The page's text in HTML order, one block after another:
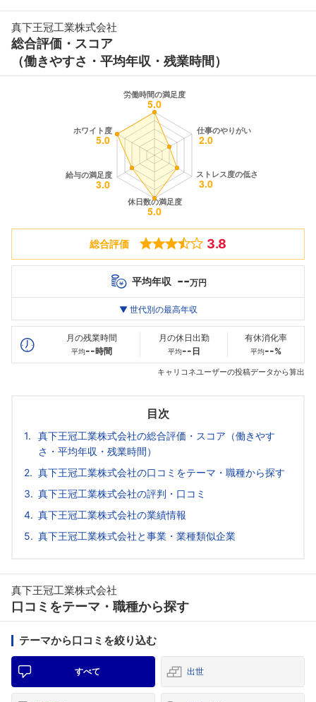
真下王冠工業株式会社
総合評価・スコア
（働きやすさ・平均年収・残業時間）
総合評価 3.8
平均年収 --万円
最高年収
20代
--万
30代
--万
--万
▼ 世代別の最高年収
月の残業時間
平均--時間
月の休日出勤
平均-- 日
有休消化率
平均--%
キャリコネユーザーの投稿データから算出
目次
真下王冠工業株式会社の総合評価・スコア（働きやす
さ・平均年収・残業時間）
真下王冠工業株式会社の口コミをテーマ・職種から探す
真下王冠工業株式会社の評判・口コミ
真下王冠工業株式会社の業績情報
真下王冠工業株式会社と事業・業種類似企業
真下王冠工業株式会社
口コミをテーマ・職種から探す
テーマから口コミを絞り込む
すべて 出世